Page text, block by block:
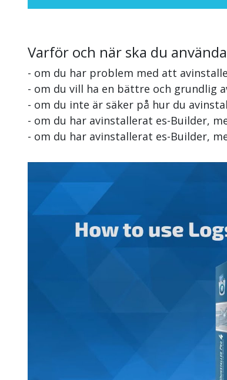
Varför och när ska du
- om du har problem med att
- om du vill ha en bättre och grundlig
- om du inte är säker på hur du
- om du har avinstallerat es-Builder,
- om du har avinstallerat es-Builder,